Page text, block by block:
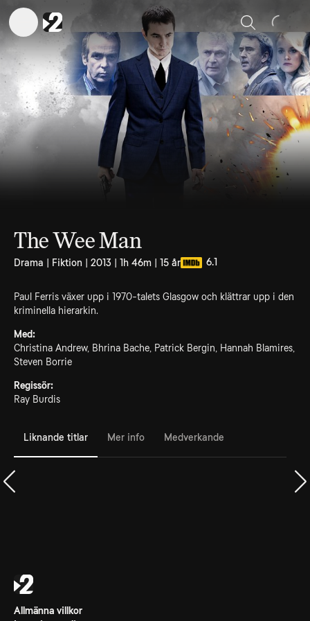
Sök
The Wee Man
Drama | Fiktion | 2013 | 1h 46m | 15 år 6.1
Paul Ferris växer upp i 1970-talets Glasgow och klättrar upp i den
kriminella hierarkin.
Med:
Christina Andrew, Bhrina Bache, Patrick Bergin, Hannah Blamires,
Steven Borrie
Regissör:
Ray Burdis
Liknande titlar Mer info Medverkande
Allmänna villkor